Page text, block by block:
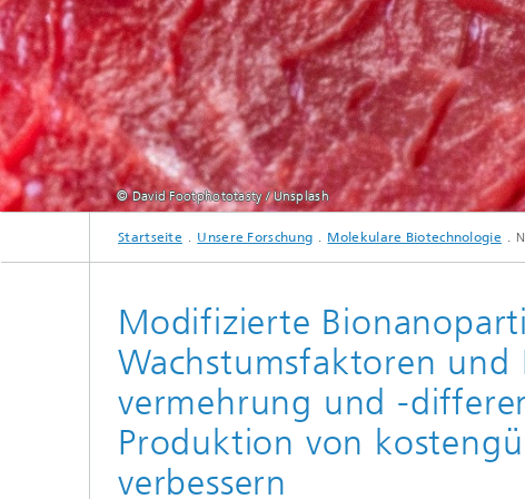
Neue Agrarsysteme
© David Footphototasty / Unsplash
Startseite Unsere Forschung Molekulare Biotechnologie
Modifizierte
Wachstumsfaktoren
vermehrung und -
Produktion von
verbessern